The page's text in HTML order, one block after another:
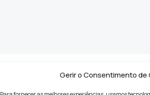
Gerir o Consentimento de